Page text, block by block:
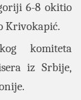
6-8 okitio
Krivokapić.
komiteta
iz Srbije,